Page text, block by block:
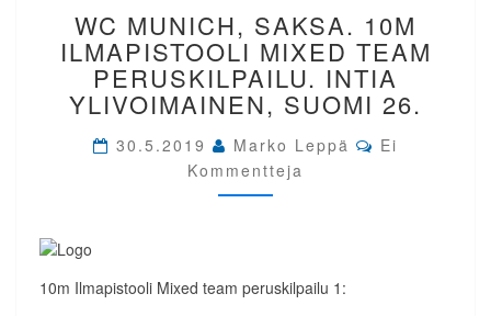
MUNICH,
SAKSA.
10M
ILMAPISTOOLI
MIXED
PERUSKILPAILU.
INTIA
YLIVOIMAINEN,
WC MUNICH, SAKSA. 10M
ILMAPISTOOLI MIXED TEAM
PERUSKILPAILU. INTIA
YLIVOIMAINEN, SUOMI 26.
30.5.2019 Marko Leppä Comments
Ei
Kommentteja
10m Ilmapistooli Mixed team peruskilpailu 1: